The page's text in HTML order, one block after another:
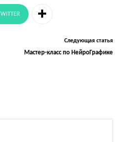
Следующая статья
Мастер-класс по НейроГрафике